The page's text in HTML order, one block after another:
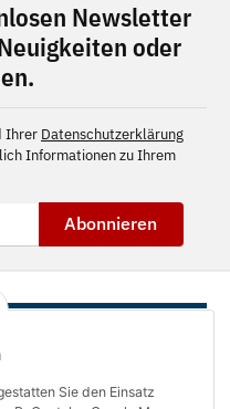
Sie den Einsatz
Newsletter
oder
Ihrer Datenschutzerklärung
Informationen zu Ihrem
Abonnieren